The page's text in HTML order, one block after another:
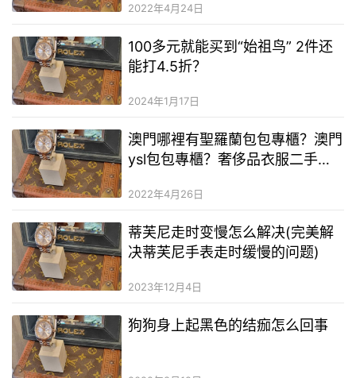
源批发
2022年4月24日
100多元就能买到“始祖鸟” 2件还
能打4.5折？
2024年1月17日
澳門哪裡有聖羅蘭包包專櫃？澳門
ysl包包專櫃？奢侈品衣服二手奢
2022年4月26日
蒂芙尼走时变慢怎么解决(完美解
决蒂芙尼手表走时缓慢的问题)
2023年12月4日
狗狗身上起黑色的结痂怎么回事